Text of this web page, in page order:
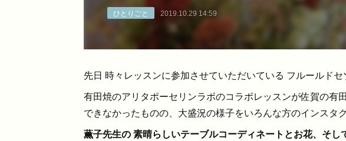
ひとりごと 2019.10.29 14:59
先日 時々レッスンに参加させていただいている フルールドセ
有田焼のアリタポーセリンラボのコラボレッスンが佐賀の有
できなかったものの、大盛況の様子をいろんな方のインスタ
薫子先生の 素晴らしいテーブルコーディネートとお花、そし